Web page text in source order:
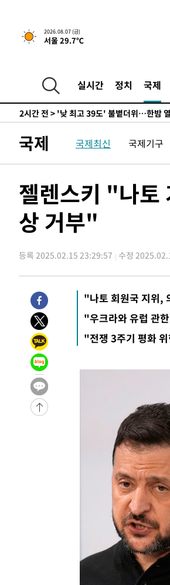
2026.08.07 (금)
서울 29.7℃
실시간 정치 국제
-8523초 전 >경찰, '홍명보는 2순위' 결론냈
1시간 전 >[속보]합참 "北 발사체는 단거리
2시간 전 >[속보] SKT, 에이닷 서비스 장
[속보]합참 "북, 동해상으로 미상
2시간 전 > '낮 최고 39도' 불볕더위…한밤
2시간 전 >
"韓 외환시장 개입 관측 배경엔
2시간 전 >'월드컵 탈락 후폭풍' 축구협회…
2시간 전 >
[속보]종합특검, 대검 추가 압수
3시간 전 >[속보]코스닥, 800p 회복
3시간 전 >
[속보]코스피, 301.88포인트
4시간 전 >"여기 떨어졌다"…다누리, 스페이
5시간 전 >손흥민, 5경기 연속골 실패
7시간 전 >
내일까지 39도 '펄펄'…기상청 "
-11629초 전 >
'월드컵 탈락 후폭풍' 축구
-11065초 전 >
[속보] 뉴욕증시, 혼조 출
-9858초 전 >
축구협회, 15년 전 심판 성 접
-8543초 전 >
1시간 전 >
1시간 전 >
2시간 전 >
[속보] SKT, 에이닷 서비스 장애
[속보]합참 "북, 동해상으로 미
'낮 최고 39도' 불볕더위…한밤
[속보]7~9일 프로야구 3연전도
"韓 외환시장 개입 관측 배경엔
'월드컵 탈락 후폭풍' 축구협회…
서울 낮 37.9도, 올여름 최고치
[속보]종합특검, 대검 추가 압수
[속보]코스닥, 800p 회복
[속보]코스피, 301.88포인트
[속보]원·달러 환율, 0.7원 내린
국제 국제최신 국제기구
젤렌스키 "나토
상 거부"
등록 2025.02.15 23:29:57 수정
"나토 회원국 지위,
"우크라와 유럽 관
"전쟁 3주기 평화